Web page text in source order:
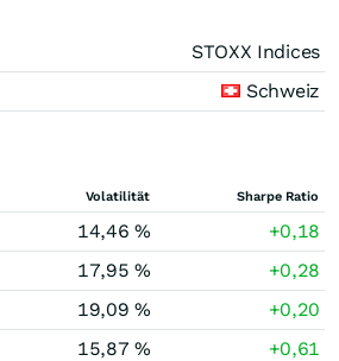
STOXX Indices
Schweiz
Volatilität Sharpe Ratio
14,46 %
+0,18
17,95 %
+0,28
19,09 %
+0,20
15,87 %
+0,61